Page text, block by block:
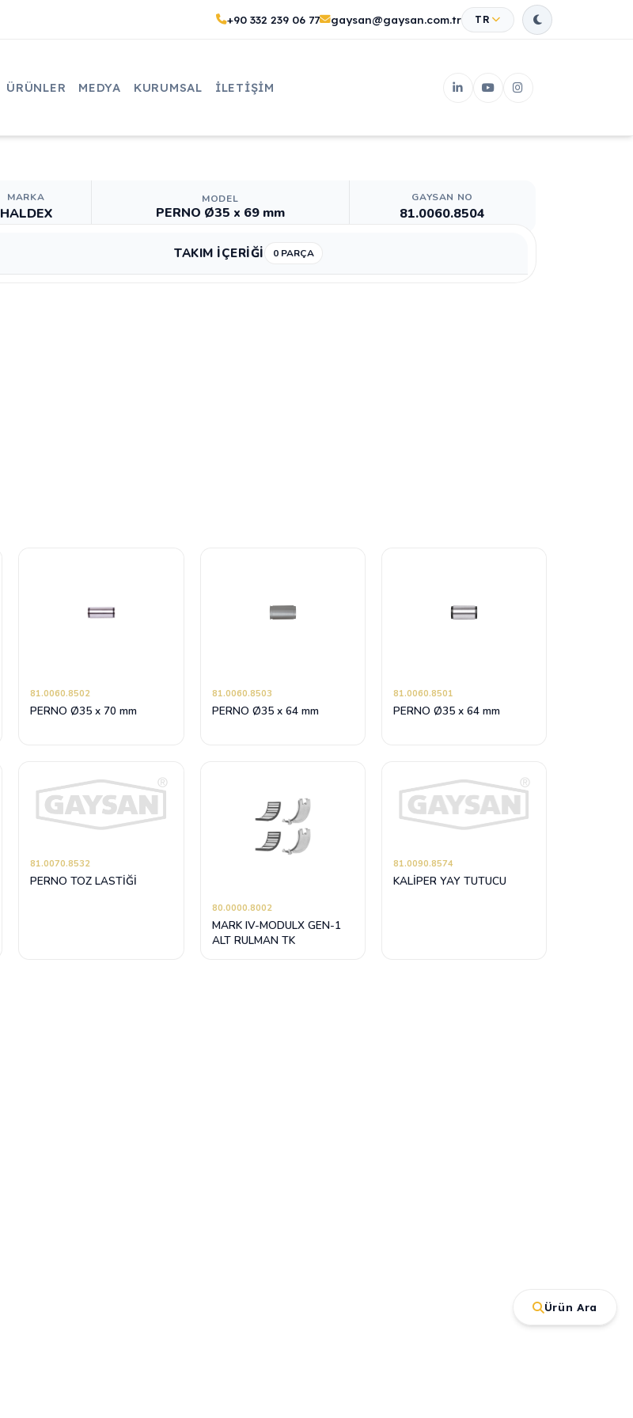
+90 332 239 06 77 gaysan@gaysan.com.tr TR
ÜRÜNLER MEDYA KURUMSAL İLETIŞIM
MARKA
HALDEX
MODEL
PERNO Ø35 x 69 mm
GAYSAN NO
81.0060.8504
TAKIM İÇERİĞİ 0 PARÇA
81.0060.8502
PERNO Ø35 x 70 mm
81.0060.8503
PERNO Ø35 x 64 mm
81.0060.8501
PERNO Ø35 x 64 mm
81.0070.8532
PERNO TOZ LASTİĞİ
80.0000.8002
MARK IV-MODULX GEN-1
ALT RULMAN TK
81.0090.8574
KALİPER YAY TUTUCU
Ürün Ara